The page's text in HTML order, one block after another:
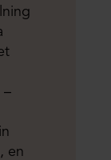
–
en